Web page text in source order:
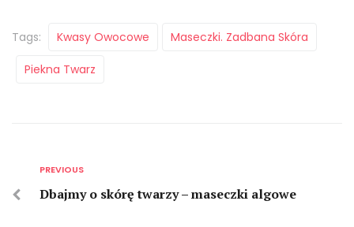
Tags: Kwasy Owocowe Maseczki. Zadbana Skóra
Piekna Twarz
PREVIOUS
Dbajmy o skórę twarzy – maseczki algowe